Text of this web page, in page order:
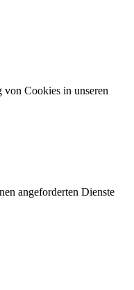
von Cookies in unseren
angeforderten Dienste